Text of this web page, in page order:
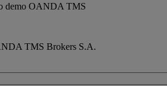
demo OANDA TMS
TMS Brokers S.A.